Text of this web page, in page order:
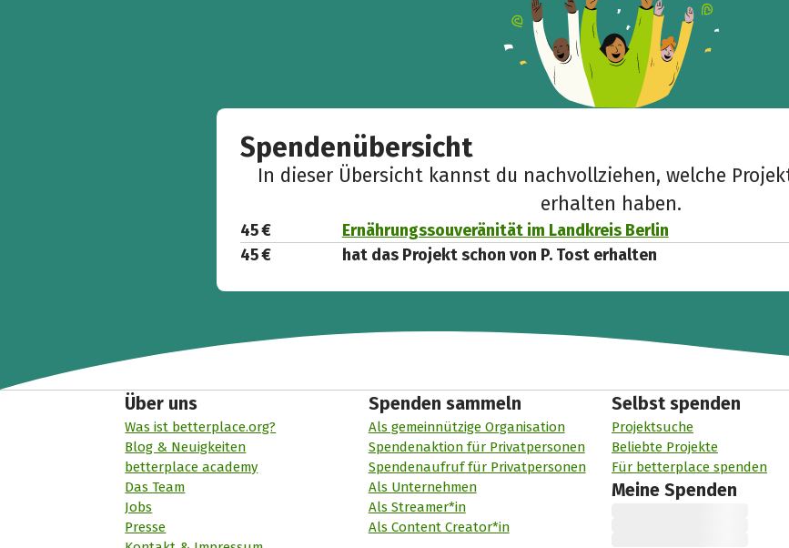
Spendenübersicht
In dieser Übersicht kannst du nachvollziehen, welche
erhalten haben.
45 €
Ernährungssouveränität im Landkreis Berlin
45 €
hat das Projekt schon von P. Tost erhalten
Über uns
Was ist betterplace.org?
Blog & Neuigkeiten
betterplace academy
Das Team
Jobs
Presse
Spenden sammeln
Als gemeinnützige Organisation
Spendenaktion für Privatpersonen
Spendenaufruf für Privatpersonen
Als Unternehmen
Als Streamer*in
Als Content Creator*in
Selbst spenden
Projektsuche
Beliebte Projekte
Für betterplace spenden
Meine Spenden